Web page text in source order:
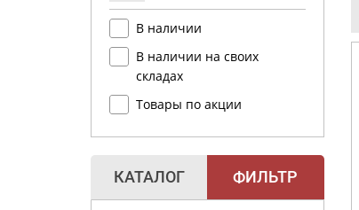
В наличии
В наличии на своих
складах
Товары по акции
КАТАЛОГ ФИЛЬТР